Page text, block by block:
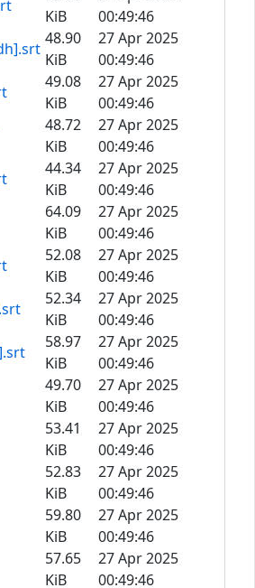
KiB
00:49:46
48.90
KiB
27 Apr 2025
00:49:46
49.08
KiB
27 Apr 2025
00:49:46
48.72
KiB
27 Apr 2025
00:49:46
44.34
KiB
27 Apr 2025
00:49:46
64.09
KiB
27 Apr 2025
00:49:46
52.08
KiB
27 Apr 2025
00:49:46
52.34
KiB
27 Apr 2025
00:49:46
58.97
KiB
27 Apr 2025
00:49:46
49.70
KiB
27 Apr 2025
00:49:46
53.41
KiB
27 Apr 2025
00:49:46
52.83
KiB
27 Apr 2025
00:49:46
59.80
KiB
27 Apr 2025
00:49:46
57.65
KiB
27 Apr 2025
00:49:46